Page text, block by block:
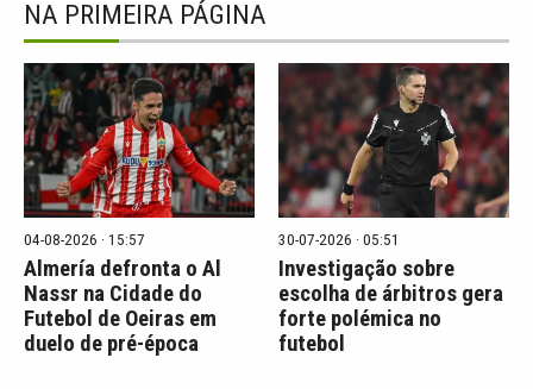
NA PRIMEIRA PÁGINA
04-08-2026 · 15:57
Almería defronta o Al
Nassr na Cidade do
Futebol de Oeiras em
duelo de pré-época
30-07-2026 · 05:51
Investigação sobre
escolha de árbitros gera
forte polémica no
futebol